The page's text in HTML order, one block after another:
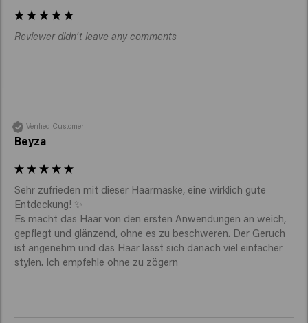
Reviewer didn't leave any comments
Verified Customer
Beyza
Sehr zufrieden mit dieser Haarmaske, eine wirklich gute
Entdeckung! ✨
Es macht das Haar von den ersten Anwendungen an weich,
gepflegt und glänzend, ohne es zu beschweren. Der Geruch
ist angenehm und das Haar lässt sich danach viel einfacher
stylen. Ich empfehle ohne zu zögern